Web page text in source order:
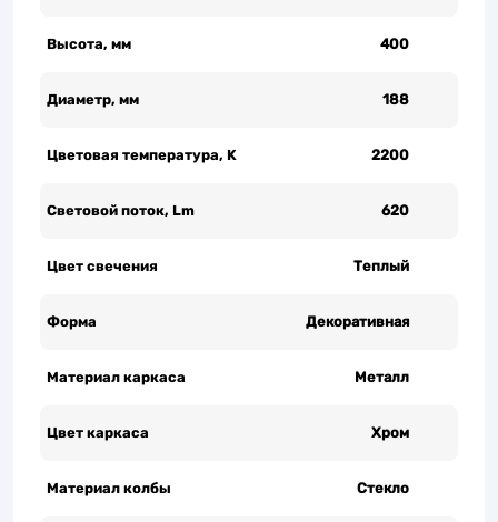
Высота, мм 400
Диаметр, мм 188
Цветовая температура, K 2200
Световой поток, Lm 620
Цвет свечения Теплый
Форма Декоративная
Материал каркаса Металл
Цвет каркаса Хром
Материал колбы Стекло